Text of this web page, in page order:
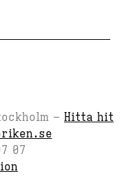
– Hitta hit
07